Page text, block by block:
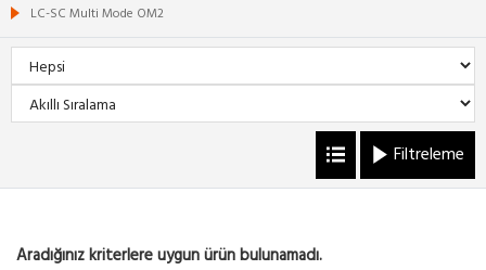
LC-SC Multi Mode OM2
Filtreleme
Aradığınız kriterlere uygun ürün bulunamadı.